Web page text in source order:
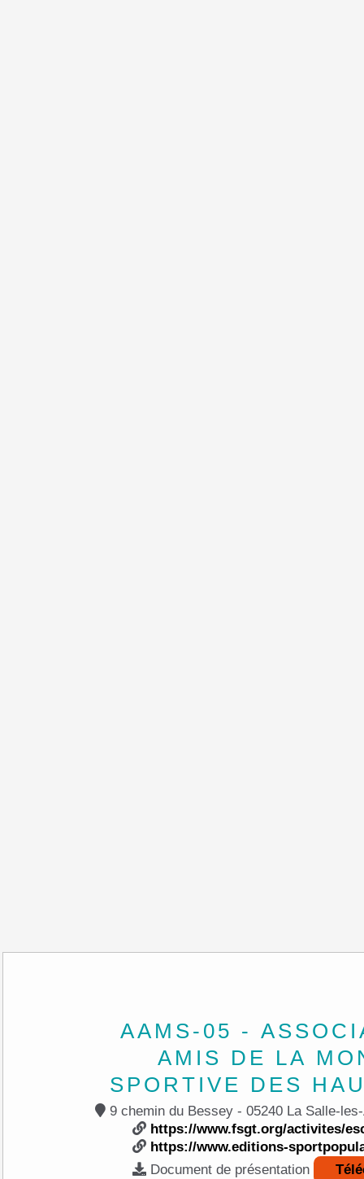
AAMS-05 -
AMIS DE LA
SPORTIVE DES
9 chemin du Bessey - 05240
https://www.fsgt.org/activites/
https://www.editions-
Document de présentation